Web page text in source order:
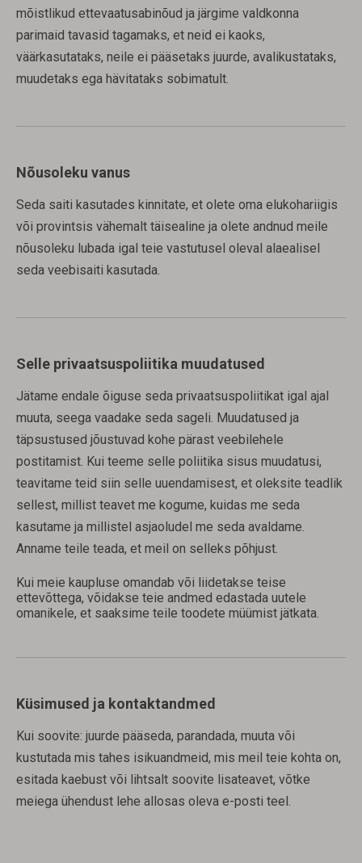
mõistlikud ettevaatusabinõud ja järgime valdkonna
parimaid tavasid tagamaks, et neid ei kaoks,
väärkasutataks, neile ei pääsetaks juurde, avalikustataks,
muudetaks ega hävitataks sobimatult.
Nõusoleku vanus
Seda saiti kasutades kinnitate, et olete oma elukohariigis
või provintsis vähemalt täisealine ja olete andnud meile
nõusoleku lubada igal teie vastutusel oleval alaealisel
seda veebisaiti kasutada.
Selle privaatsuspoliitika muudatused
Jätame endale õiguse seda privaatsuspoliitikat igal ajal
muuta, seega vaadake seda sageli. Muudatused ja
täpsustused jõustuvad kohe pärast veebilehele
postitamist. Kui teeme selle poliitika sisus muudatusi,
teavitame teid siin selle uuendamisest, et oleksite teadlik
sellest, millist teavet me kogume, kuidas me seda
kasutame ja millistel asjaoludel me seda avaldame.
Anname teile teada, et meil on selleks põhjust.
Kui meie kaupluse omandab või liidetakse teise
ettevõttega, võidakse teie andmed edastada uutele
omanikele, et saaksime teile toodete müümist jätkata.
Küsimused ja kontaktandmed
Kui soovite: juurde pääseda, parandada, muuta või
kustutada mis tahes isikuandmeid, mis meil teie kohta on,
esitada kaebust või lihtsalt soovite lisateavet, võtke
meiega ühendust lehe allosas oleva e-posti teel.